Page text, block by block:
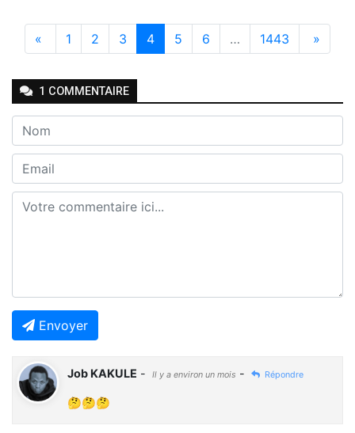
« 1 2 3 4 5 6 … 1443 »
1 COMMENTAIRE
Envoyer
Job KAKULE - Il y a environ un mois - Répondre
🤔🤔🤔